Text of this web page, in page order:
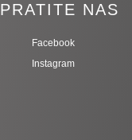
PRATITE NAS
Facebook
Instagram